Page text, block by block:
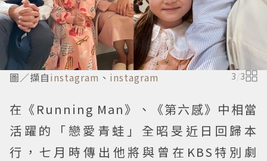
圖／擷自instagram 、 instagram 3 /3
在《Running Man》、《第六感》中相當
活躍的「戀愛青蛙」全昭旻近日回歸本
行，七月時傳出他將與曾在KBS特別劇